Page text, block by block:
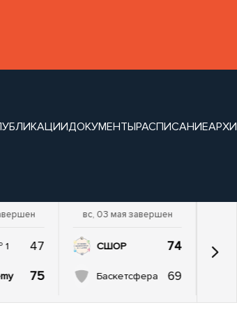
ДОКУМЕНТЫРАСПИСАНИЕ
47
75
вс, 03 мая завершен
СШОР 74
Баскетсфера 69